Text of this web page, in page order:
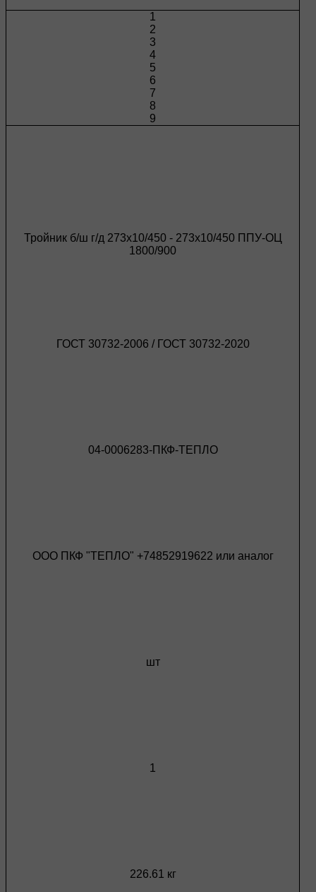
1
2
3
4
5
6
7
8
9
Тройник б/ш г/д 273х10/450 - 273х10/450 ППУ-ОЦ
1800/900
ГОСТ 30732-2006 / ГОСТ 30732-2020
04-0006283-ПКФ-ТЕПЛО
ООО ПКФ "ТЕПЛО" +74852919622 или аналог
шт
1
226.61 кг